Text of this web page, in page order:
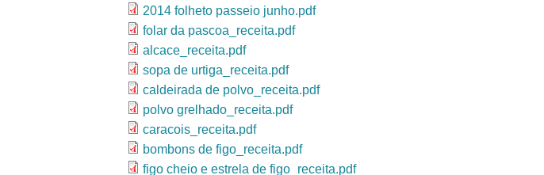
2014 folheto passeio junho.pdf
folar da pascoa_receita.pdf
alcace_receita.pdf
sopa de urtiga_receita.pdf
caldeirada de polvo_receita.pdf
polvo grelhado_receita.pdf
caracois_receita.pdf
bombons de figo_receita.pdf
figo cheio e estrela de figo_receita.pdf